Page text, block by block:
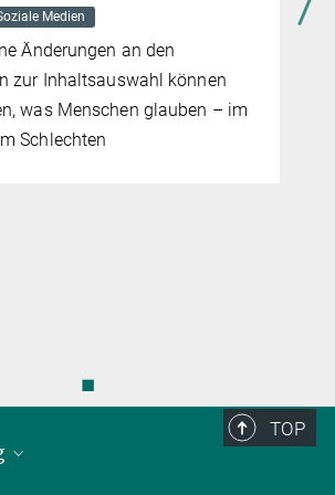
Medien
Änderungen an den
zur Inhaltsauswahl können
was Menschen glauben – im
Schlechten
◼
TOP